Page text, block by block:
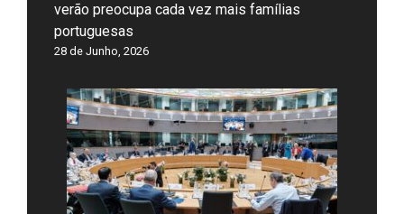
verão preocupa cada vez mais famílias
portuguesas
28 de Junho, 2026